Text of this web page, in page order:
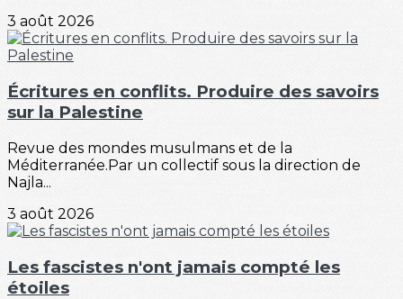
3 août 2026
Écritures en conflits. Produire des savoirs
sur la Palestine
Revue des mondes musulmans et de la
Méditerranée.Par un collectif sous la direction de
Najla...
3 août 2026
Les fascistes n'ont jamais compté les
étoiles